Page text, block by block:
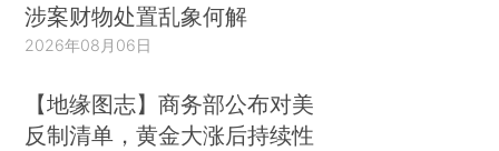
涉案财物处置乱象何解
2026年08月06日
【地缘图志】商务部公布对美
反制清单，黄金大涨后持续性